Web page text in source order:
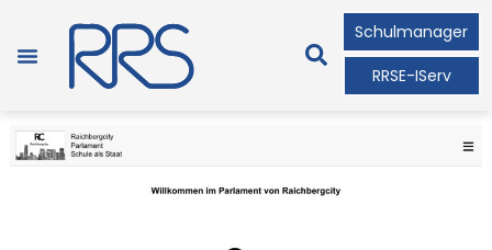
Schulmanager
RRSE-IServ